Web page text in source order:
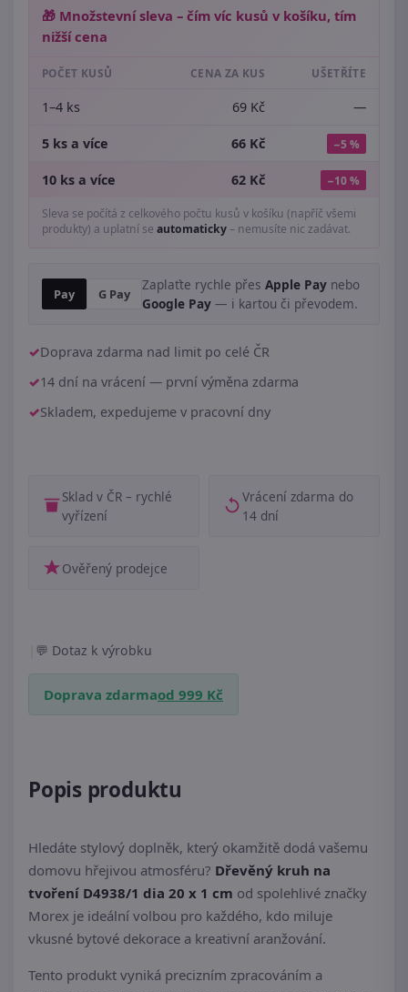
🎁 Množstevní sleva – čím víc kusů v košíku, tím
nižší cena
POČET KUSŮ CENA ZA KUS UŠETŘÍTE
1–4 ks 69 Kč —
5 ks a více 66 Kč −5 %
10 ks a více 62 Kč −10 %
Sleva se počítá z celkového počtu kusů v košíku (napříč všemi
produkty) a uplatní se automaticky– nemusíte nic zadávat.
Pay G Pay
Zaplaťte rychle přes Apple Pay nebo
Google Pay — i kartou či převodem.
Doprava zdarma nad limit po celé ČR
14 dní na vrácení — první výměna zdarma
Skladem, expedujeme v pracovní dny
Sklad v ČR – rychlé
vyřízení
Vrácení zdarma do
14 dní
Ověřený prodejce
Dotaz k výrobku
Doprava zdarmaod 999 Kč
Popis produktu
Hledáte stylový doplněk, který okamžitě dodá vašemu
domovu hřejivou atmosféru? Dřevěný kruh na
tvoření D4938/1 dia 20 x 1 cm od spolehlivé značky
Morex je ideální volbou pro každého, kdo miluje
vkusné bytové dekorace a kreativní aranžování.
Tento produkt vyniká precizním zpracováním a